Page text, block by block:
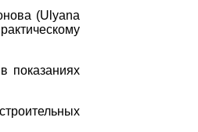
(Ulyana
показаниях